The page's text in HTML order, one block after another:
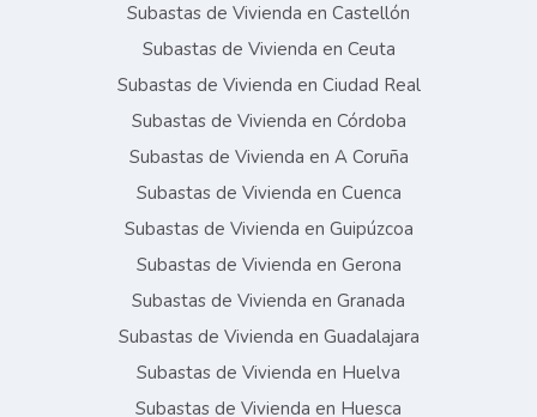
Subastas de Vivienda en Castellón
Subastas de Vivienda en Ceuta
Subastas de Vivienda en Ciudad Real
Subastas de Vivienda en Córdoba
Subastas de Vivienda en A Coruña
Subastas de Vivienda en Cuenca
Subastas de Vivienda en Guipúzcoa
Subastas de Vivienda en Gerona
Subastas de Vivienda en Granada
Subastas de Vivienda en Guadalajara
Subastas de Vivienda en Huelva
Subastas de Vivienda en Huesca